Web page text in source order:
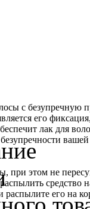
с безупречную
его
лак для
при этом не
его на